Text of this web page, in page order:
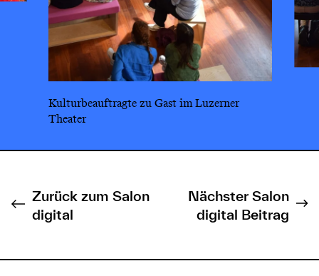
Kulturbeauftragte zu Gast im Luzerner
Theater
Zurück zum Salon
digital
Nächster Salon
digital Beitrag